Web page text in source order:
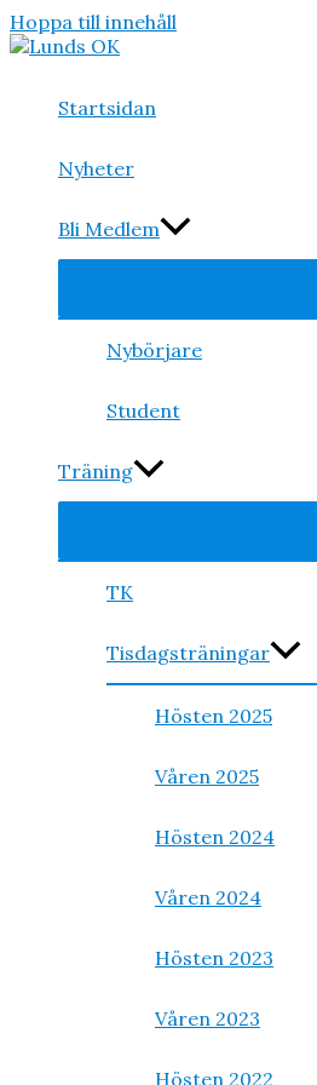
Hoppa till innehåll
Startsidan
Nyheter
Bli Medlem
Nybörjare
Student
Träning
TK
Tisdagsträningar
Hösten 2025
Våren 2025
Hösten 2024
Våren 2024
Hösten 2023
Våren 2023
Hösten 2022